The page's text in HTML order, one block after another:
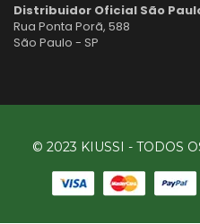
Distribuidor Oficial São
Rua Ponta Porã, 588
São Paulo - SP
© 2023 KIUSSI - TODOS